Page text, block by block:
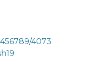
4073